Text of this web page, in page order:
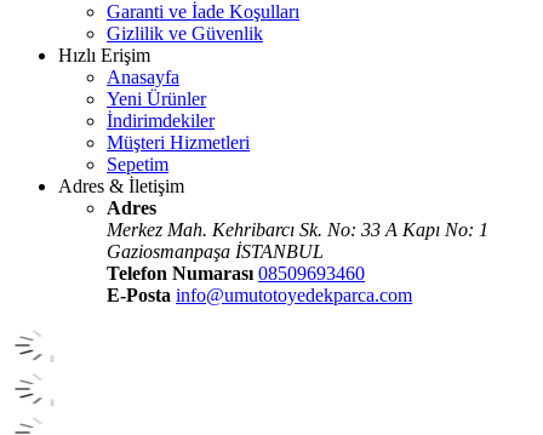
Garanti ve İade Koşulları
Gizlilik ve Güvenlik
Hızlı Erişim
Anasayfa
Yeni Ürünler
İndirimdekiler
Müşteri Hizmetleri
Sepetim
Adres & İletişim
Adres
Merkez Mah. Kehribarcı Sk. No: 33 A Kapı No: 1
Gaziosmanpaşa İSTANBUL
Telefon Numarası 08509693460
E-Posta info@umutotoyedekparca.com